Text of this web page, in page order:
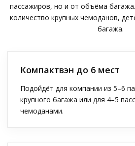
пассажиров, но и от объёма
количество крупных чемоданов,
багажа.
Компактвэн до 6 мест
Подойдёт для компании из 5–6
крупного багажа или для 4–5
чемоданами.